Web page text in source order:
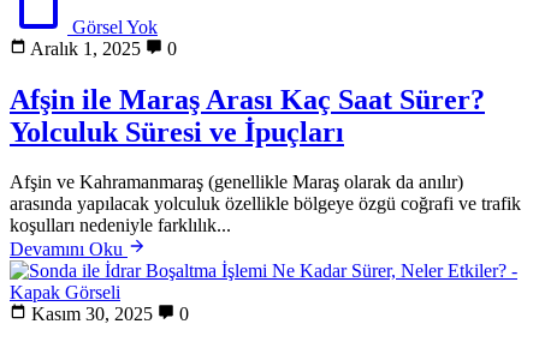
Görsel Yok
Aralık 1, 2025
0
Afşin ile Maraş Arası Kaç Saat Sürer?
Yolculuk Süresi ve İpuçları
Afşin ve Kahramanmaraş (genellikle Maraş olarak da anılır)
arasında yapılacak yolculuk özellikle bölgeye özgü coğrafi ve trafik
koşulları nedeniyle farklılık...
Devamını Oku
Kasım 30, 2025 0